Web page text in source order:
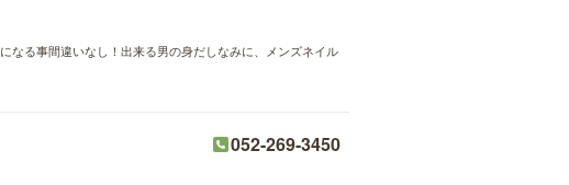
なる事間違いなし！出来る男の身だしなみに、メンズネイル
052-269-3450